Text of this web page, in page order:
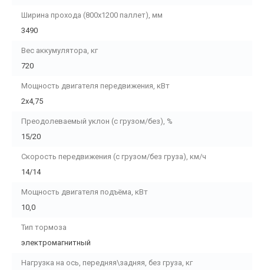
Ширина прохода (800х1200 паллет), мм
3490
Вес аккумулятора, кг
720
Мощность двигателя передвижения, кВт
2х4,75
Преодолеваемый уклон (с грузом/без), %
15/20
Скорость передвижения (с грузом/без груза), км/ч
14/14
Мощность двигателя подъёма, кВт
10,0
Тип тормоза
электромагнитный
Нагрузка на ось, передняя\задняя, без груза, кг